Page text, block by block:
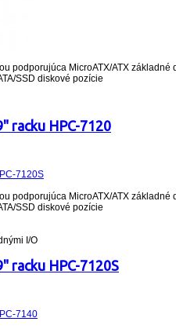
podporujúca MicroATX/ATX základné
SSD diskové pozície
racku HPC-7120
podporujúca MicroATX/ATX základné
SSD diskové pozície
I/O
racku HPC-7120S